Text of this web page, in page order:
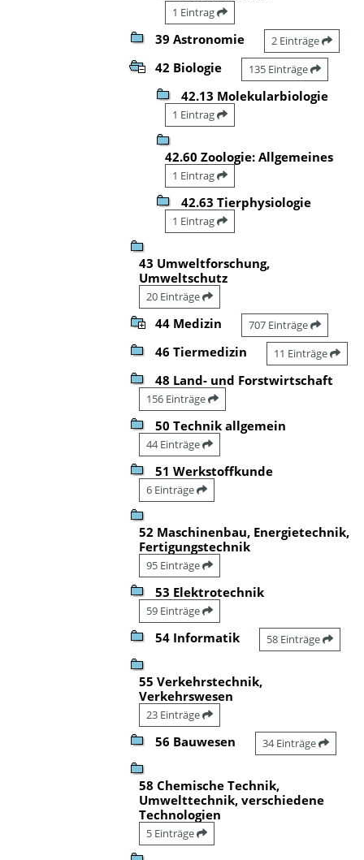
1 Eintrag
39 Astronomie 2 Einträge
42 Biologie 135 Einträge
42.13 Molekularbiologie
1 Eintrag
42.60 Zoologie: Allgemeines
1 Eintrag
42.63 Tierphysiologie
1 Eintrag
43 Umweltforschung,
Umweltschutz
20 Einträge
44 Medizin 707 Einträge
46 Tiermedizin 11 Einträge
48 Land- und Forstwirtschaft
156 Einträge
50 Technik allgemein
44 Einträge
51 Werkstoffkunde
6 Einträge
52 Maschinenbau, Energietechnik,
Fertigungstechnik
95 Einträge
53 Elektrotechnik
59 Einträge
54 Informatik 58 Einträge
55 Verkehrstechnik,
Verkehrswesen
23 Einträge
56 Bauwesen 34 Einträge
58 Chemische Technik,
Umwelttechnik, verschiedene
Technologien
5 Einträge